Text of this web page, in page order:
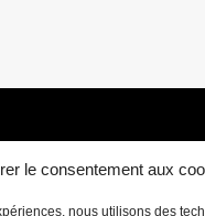
le consentement aux
nous utilisons des